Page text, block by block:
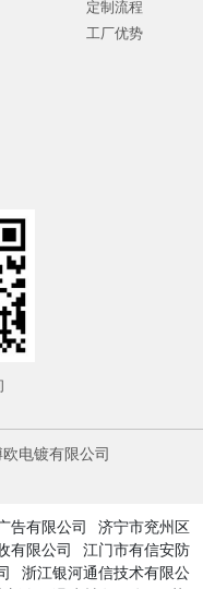
定制流程
工厂优势
电镀有限公司
告有限公司
济宁市兖州区
有限公司
江门市有信安防
浙江银河通信技术有限公